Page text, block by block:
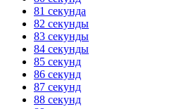
81 секунда
82 секунды
83 секунды
84 секунды
85 секунд
86 секунд
87 секунд
88 секунд